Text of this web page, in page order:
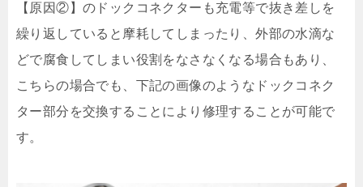
【原因②】のドックコネクターも充電等で抜き差しを
繰り返していると摩耗してしまったり、外部の水滴な
どで腐食してしまい役割をなさなくなる場合もあり、
こちらの場合でも、下記の画像のようなドックコネク
ター部分を交換することにより修理することが可能で
す。